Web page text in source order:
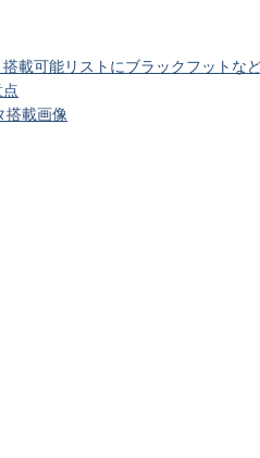
載可能リストにブラックフットな
搭載画像